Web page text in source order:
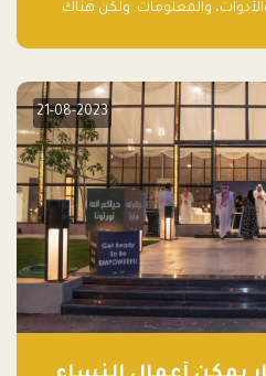
والمعلومات. ولكن هناك
21-08-2023